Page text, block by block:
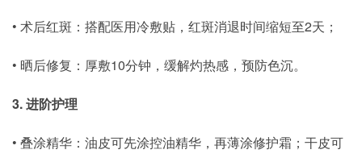
• 术后红斑：搭配医用冷敷贴，红斑消退时间缩短至2天；
• 晒后修复：厚敷10分钟，缓解灼热感，预防色沉。
3. 进阶护理
• 叠涂精华：油皮可先涂控油精华，再薄涂修护霜；干皮可